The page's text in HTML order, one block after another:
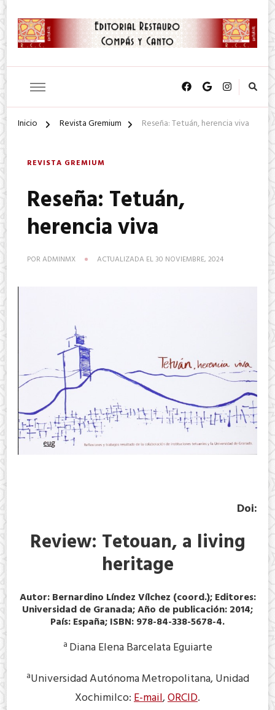
Inicio Revista Gremium Reseña: Tetuán, herencia viva
REVISTA GREMIUM
Reseña: Tetuán,
herencia viva
POR ADMINMX ACTUALIZADA EL 30 NOVIEMBRE, 2024
Doi:
Review: Tetouan, a living
heritage
Autor: Bernardino Líndez Vílchez (coord.); Editores:
Universidad de Granada; Año de publicación: 2014;
País: España; ISBN: 978-84-338-5678-4.
a Diana Elena Barcelata Eguiarte
aUniversidad Autónoma Metropolitana, Unidad
Xochimilco:E-mail,ORCID.